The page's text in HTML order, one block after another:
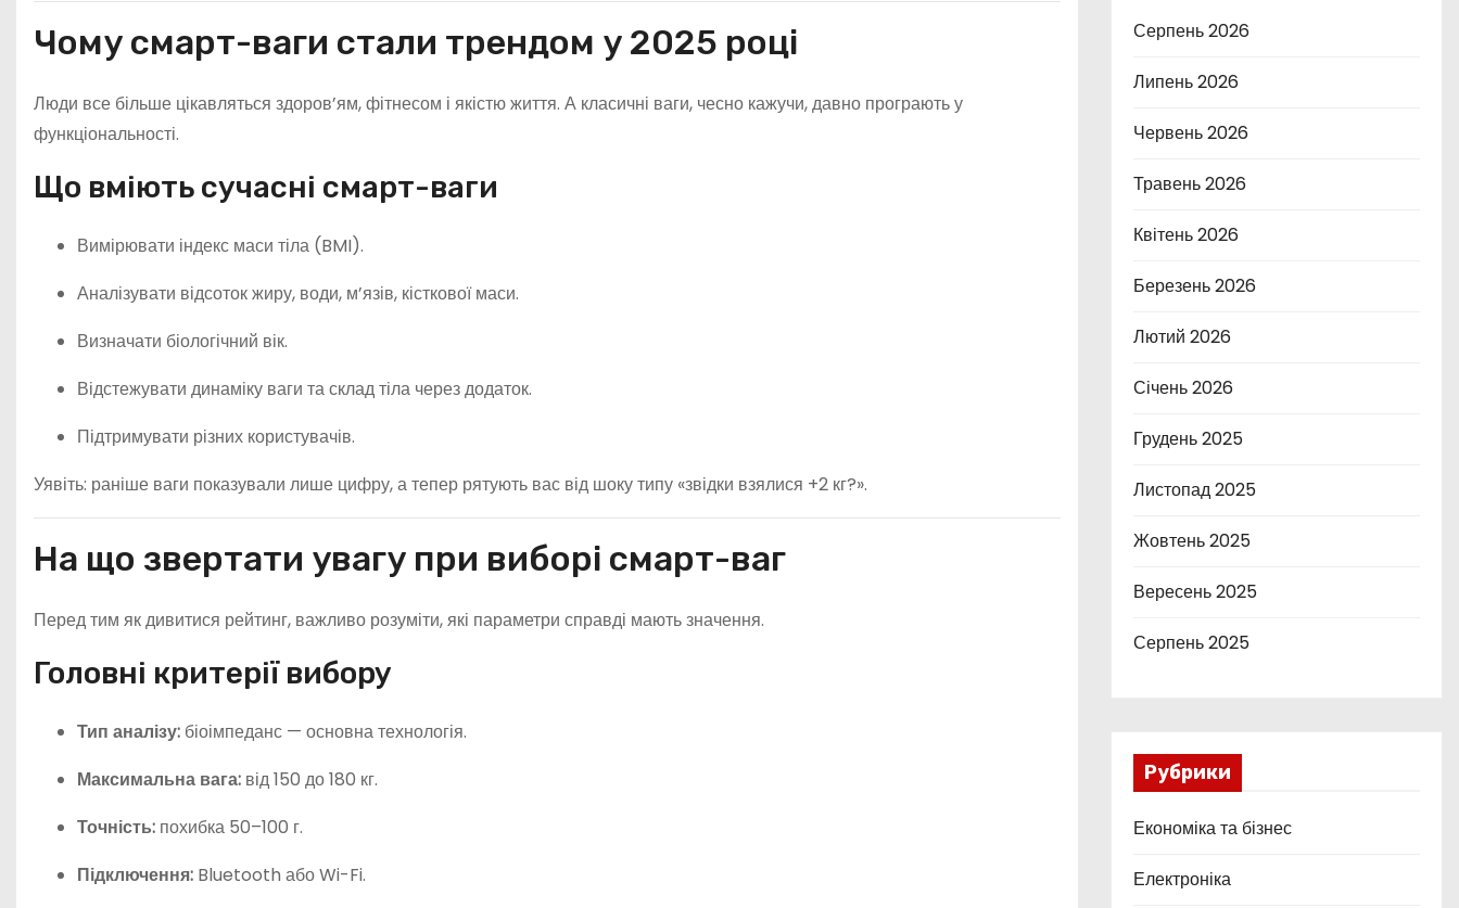
Чому смарт-ваги стали трендом у 2025 році
Люди все більше цікавляться здоров’ям, фітнесом і якістю життя. А класичні ваги, чесно кажучи, давно програють у
функціональності.
Що вміють сучасні смарт-ваги
Вимірювати індекс маси тіла (BMI).
Аналізувати відсоток жиру, води, м’язів, кісткової маси.
Визначати біологічний вік.
Відстежувати динаміку ваги та склад тіла через додаток.
Підтримувати різних користувачів.
Уявіть: раніше ваги показували лише цифру, а тепер рятують вас від шоку типу «звідки взялися +2 кг?».
На що звертати увагу при виборі смарт-ваг
Перед тим як дивитися рейтинг, важливо розуміти, які параметри справді мають значення.
Головні критерії вибору
Тип аналізу: біоімпеданс — основна технологія.
Максимальна вага: від 150 до 180 кг.
Точність: похибка 50–100 г.
Підключення: Bluetooth або Wi-Fi.
Серпень 2026
Липень 2026
Червень 2026
Травень 2026
Квітень 2026
Березень 2026
Лютий 2026
Січень 2026
Грудень 2025
Листопад 2025
Жовтень 2025
Вересень 2025
Серпень 2025
Рубрики
Економіка та бізнес
Електроніка